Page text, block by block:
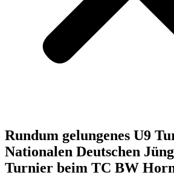
Rundum gelungenes U9
Nationalen Deutschen
Turnier beim TC BW